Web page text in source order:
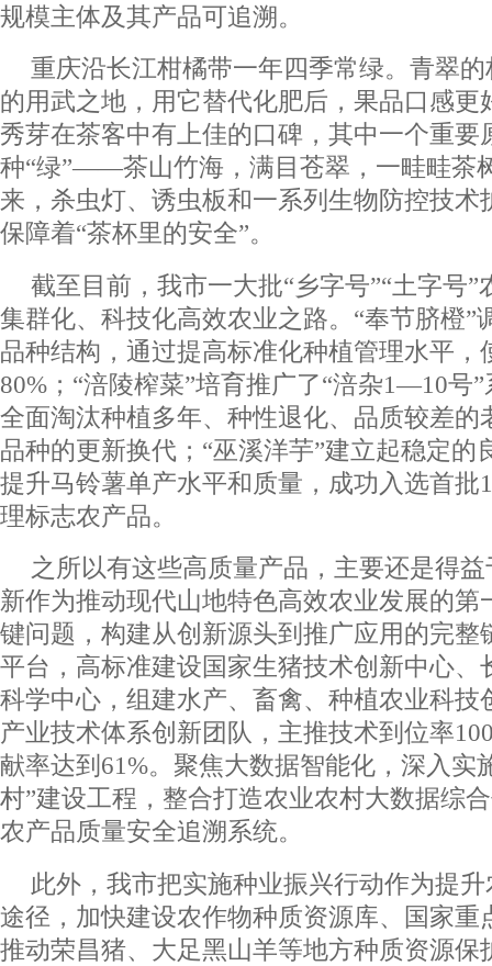
规模主体及其产品可追溯。
重庆沿长江柑橘带一年四季常绿。青翠
的用武之地，用它替代化肥后，果品口感更
秀芽在茶客中有上佳的口碑，其中一个重要
种“绿”——茶山竹海，满目苍翠，一畦畦茶
来，杀虫灯、诱虫板和一系列生物防控技术
保障着“茶杯里的安全”。
截至目前，我市一大批“乡字号”“土字号
集群化、科技化高效农业之路。“奉节脐橙”
品种结构，通过提高标准化种植管理水平，
80%；“涪陵榨菜”培育推广了“涪杂1—10号
全面淘汰种植多年、种性退化、品质较差的
品种的更新换代；“巫溪洋芋”建立起稳定的
提升马铃薯单产水平和质量，成功入选首批
理标志农产品。
之所以有这些高质量产品，主要还是得
新作为推动现代山地特色高效农业发展的第
键问题，构建从创新源头到推广应用的完整
平台，高标准建设国家生猪技术创新中心、
科学中心，组建水产、畜禽、种植农业科技
产业技术体系创新团队，主推技术到位率
献率达到61%。聚焦大数据智能化，深入实
村”建设工程，整合打造农业农村大数据综
农产品质量安全追溯系统。
此外，我市把实施种业振兴行动作为提
途径，加快建设农作物种质资源库、国家重
推动荣昌猪、大足黑山羊等地方种质资源保